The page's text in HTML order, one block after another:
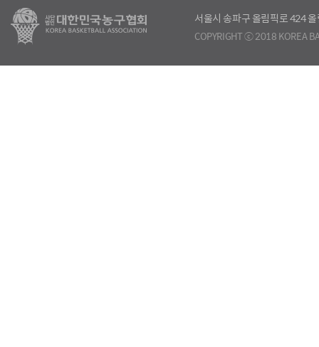
서울시 송파구 올림픽로 424
COPYRIGHT ⓒ 2018 KOREA